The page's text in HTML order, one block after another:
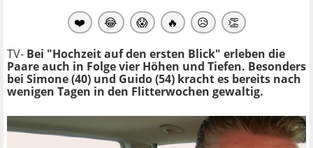
❤️ 😂 😱 🔥 😥 👏
TV- Bei "Hochzeit auf den ersten Blick" erleben die
Paare auch in Folge vier Höhen und Tiefen. Besonders
bei Simone (40) und Guido (54) kracht es bereits nach
wenigen Tagen in den Flitterwochen gewaltig.